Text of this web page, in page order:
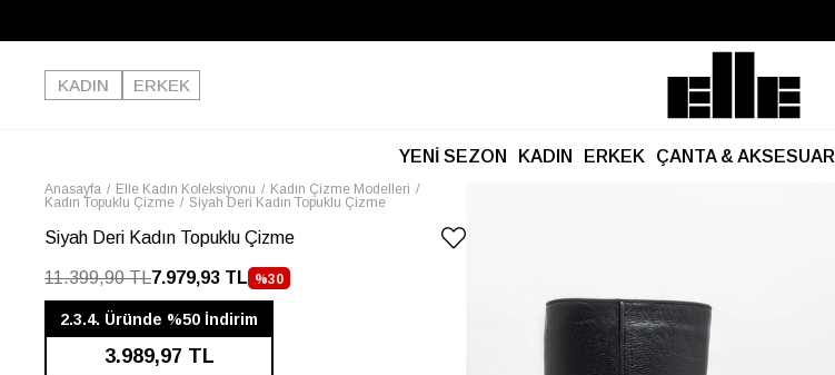
Kargo Ücretsiz!
KADIN
ERKEK
YENİ SEZON KADIN ERKEK ÇANTA & AKSESUAR
Anasayfa Elle Kadın Koleksiyonu
Kadın Çizme Modelleri
Kadın Topuklu Çizme
Siyah Deri Kadın Topuklu Çizme
Siyah Deri Kadın Topuklu Çizme
11.399,90 TL7.979,93 TL %30
İNDIRIM
2.3.4. Üründe %50 İndirim
3.989,97 TL